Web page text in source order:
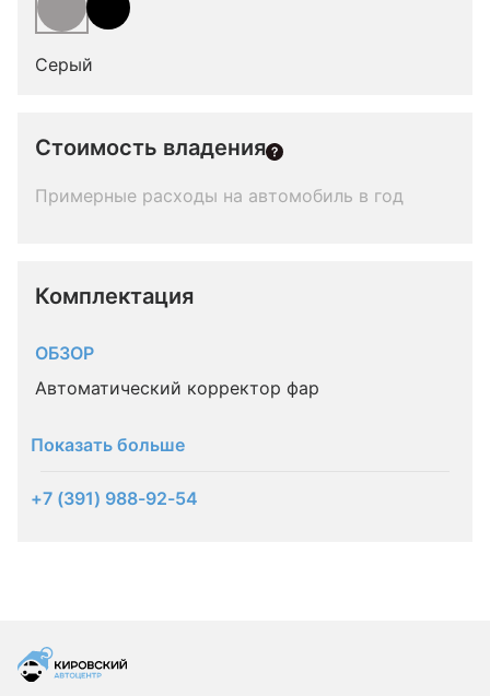
Серый
Стоимость владения
Примерные расходы на автомобиль в год
Комплектация
ОБЗОР
Автоматический корректор фар
Показать больше
+7 (391) 988-92-54